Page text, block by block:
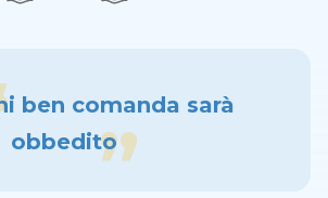
ben comanda sarà
obbedito